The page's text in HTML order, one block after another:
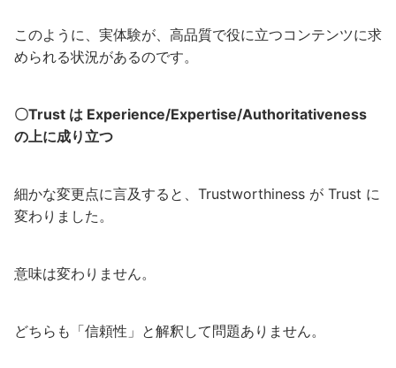
このように、実体験が、高品質で役に立つコンテンツに求
められる状況があるのです。
〇Trust は Experience/Expertise/Authoritativeness
の上に成り立つ
細かな変更点に言及すると、Trustworthiness が Trust に
変わりました。
意味は変わりません。
どちらも「信頼性」と解釈して問題ありません。